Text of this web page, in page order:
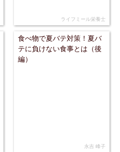
ライフミール栄養士
食べ物で夏バテ対策！夏バ
テに負けない食事とは（後
編）
永吉 峰子